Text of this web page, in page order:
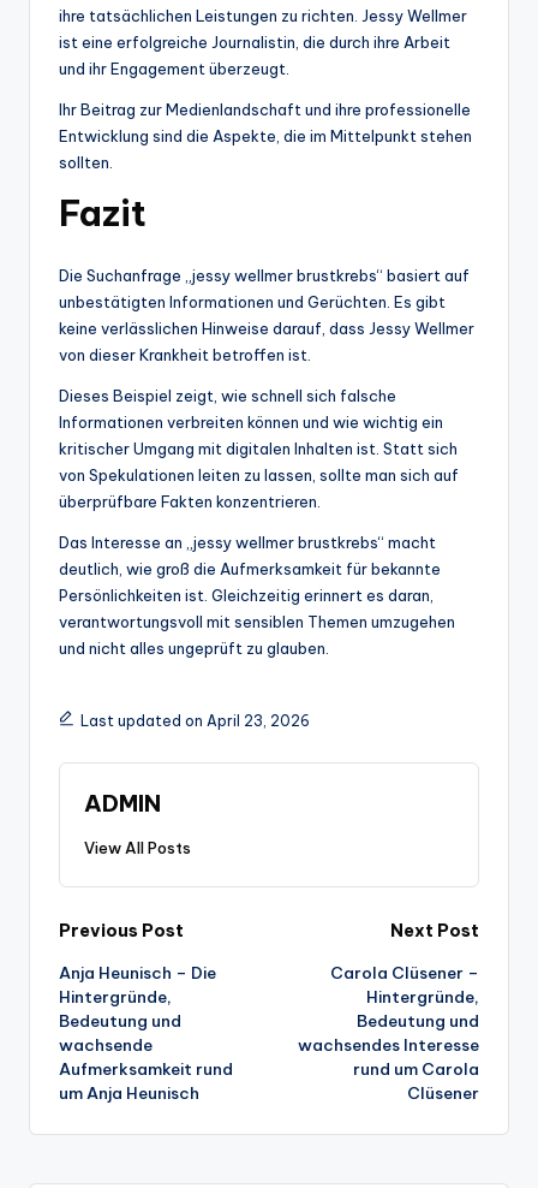
ihre tatsächlichen Leistungen zu richten. Jessy Wellmer
ist eine erfolgreiche Journalistin, die durch ihre Arbeit
und ihr Engagement überzeugt.
Ihr Beitrag zur Medienlandschaft und ihre professionelle
Entwicklung sind die Aspekte, die im Mittelpunkt stehen
sollten.
Fazit
Die Suchanfrage „jessy wellmer brustkrebs“ basiert auf
unbestätigten Informationen und Gerüchten. Es gibt
keine verlässlichen Hinweise darauf, dass Jessy Wellmer
von dieser Krankheit betroffen ist.
Dieses Beispiel zeigt, wie schnell sich falsche
Informationen verbreiten können und wie wichtig ein
kritischer Umgang mit digitalen Inhalten ist. Statt sich
von Spekulationen leiten zu lassen, sollte man sich auf
überprüfbare Fakten konzentrieren.
Das Interesse an „jessy wellmer brustkrebs“ macht
deutlich, wie groß die Aufmerksamkeit für bekannte
Persönlichkeiten ist. Gleichzeitig erinnert es daran,
verantwortungsvoll mit sensiblen Themen umzugehen
und nicht alles ungeprüft zu glauben.
Last updated on April 23, 2026
ADMIN
View All Posts
Post
navigation
Previous Post
Anja Heunisch – Die
Hintergründe,
Bedeutung und
wachsende
Aufmerksamkeit rund
um Anja Heunisch
Next Post
Carola Clüsener –
Hintergründe,
Bedeutung und
wachsendes Interesse
rund um Carola
Clüsener